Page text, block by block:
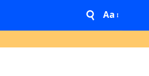
Aa